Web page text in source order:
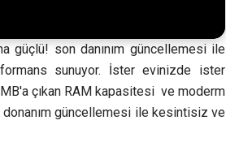
güçlü! son danınım güncellemesi ile
sunuyor. İster evinizde ister
çıkan RAM kapasitesi ve moderm
güncellemesi ile kesintisiz ve